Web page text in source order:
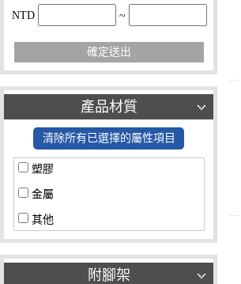
NTD ~
確定送出
產品材質
清除所有已選擇的屬性項目
塑膠
金屬
其他
附腳架